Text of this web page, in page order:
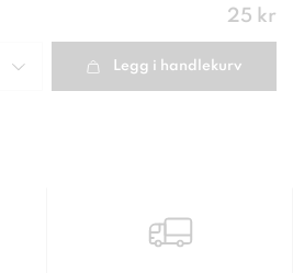
Pris:
25 kr
Legg i handlekurv